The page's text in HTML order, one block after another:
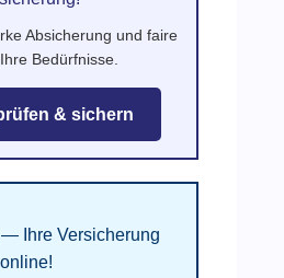
Absicherung und faire
Bedürfnisse.
& sichern
Ihre Versicherung
online!